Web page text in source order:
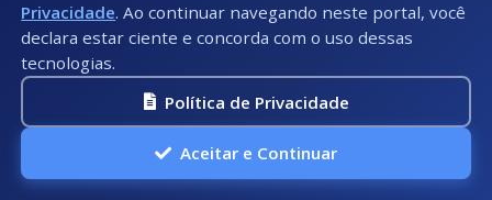
Privacidade. Ao continuar navegando neste portal, você
declara estar ciente e concorda com o uso dessas
tecnologias.
Política de Privacidade
Aceitar e Continuar